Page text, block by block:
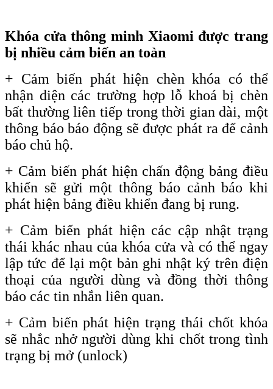
Khóa cửa thông minh Xiaomi được trang
bị nhiều cảm biến an toàn
+ Cảm biến phát hiện chèn khóa có thể
nhận diện các trường hợp lỗ khoá bị chèn
bất thường liên tiếp trong thời gian dài, một
thông báo báo động sẽ được phát ra để cảnh
báo chủ hộ.
+ Cảm biến phát hiện chấn động bảng điều
khiển sẽ gửi một thông báo cảnh báo khi
phát hiện bảng điều khiển đang bị rung.
+ Cảm biến phát hiện các cập nhật trạng
thái khác nhau của khóa cửa và có thể ngay
lập tức để lại một bản ghi nhật ký trên điện
thoại của người dùng và đồng thời thông
báo các tin nhắn liên quan.
+ Cảm biến phát hiện trạng thái chốt khóa
sẽ nhắc nhở người dùng khi chốt trong tình
trạng bị mở (unlock)